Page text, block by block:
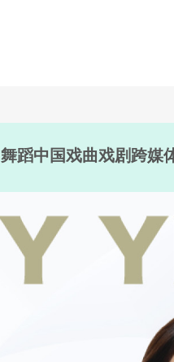
舞蹈中国戏曲戏剧跨媒